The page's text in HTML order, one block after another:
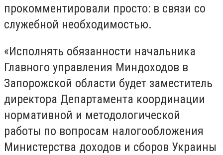
прокомментировали просто: в связи со
служебной необходимостью.
«Исполнять обязанности начальника
Главного управления Миндоходов в
Запорожской области будет заместитель
директора Департамента координации
нормативной и методологической
работы по вопросам налогообложения
Министерства доходов и сборов Украины